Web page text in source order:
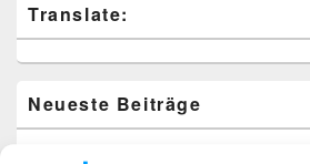
Translate:
Neueste Beiträge